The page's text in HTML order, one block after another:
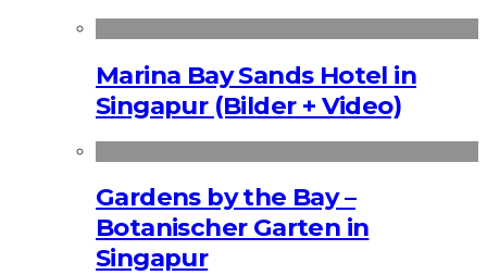
Marina Bay Sands Hotel in
Singapur (Bilder + Video)
Gardens by the Bay –
Botanischer Garten in
Singapur